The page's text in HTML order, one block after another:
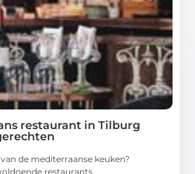
restaurant in Tilburg
de mediterraanse keuken?
restaurants